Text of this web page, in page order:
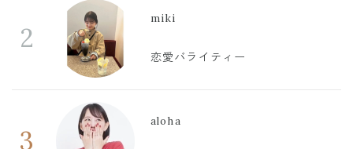
2
miki
恋愛バライティー
3
aloha